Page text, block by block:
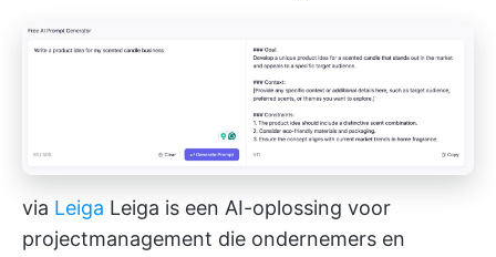
via Leiga Leiga is een AI-oplossing voor
projectmanagement die ondernemers en